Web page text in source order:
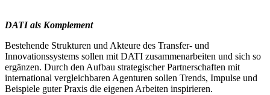
DATI als Komplement
Bestehende Strukturen und Akteure des Transfer- und
Innovationssystems sollen mit DATI zusammenarbeiten und sich so
ergänzen. Durch den Aufbau strategischer Partnerschaften mit
international vergleichbaren Agenturen sollen Trends, Impulse und
Beispiele guter Praxis die eigenen Arbeiten inspirieren.